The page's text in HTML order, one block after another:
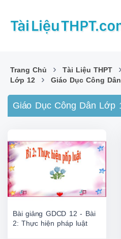
Trang Chủ › Tài Liệu THPT ›
Lớp 12 › Giáo Dục Công
Giáo Dục Công Dân Lớp
Bài giảng GDCD 12 - Bài
2: Thực hiện pháp luật